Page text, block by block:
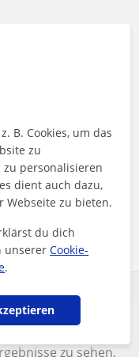
Eurer Noten und
zu sehen,
B. Cookies, um das
zu
personalisieren
dient auch dazu,
Webseite zu bieten.
du dich
unsererCookie-
.